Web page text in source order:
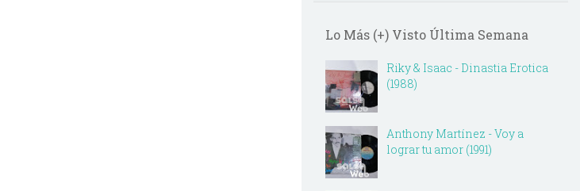
Lo Más (+) Visto Última Semana
Riky & Isaac - Dinastia Erotica
(1988)
Anthony Martínez - Voy a
lograr tu amor (1991)